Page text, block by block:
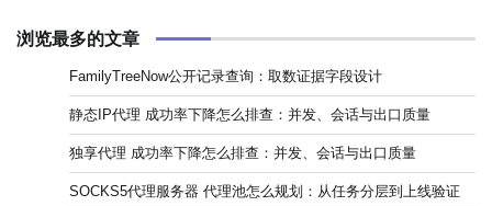
浏览最多的文章
FamilyTreeNow公开记录查询：取数证据字段设计
静态IP代理 成功率下降怎么排查：并发、会话与出口质量
独享代理 成功率下降怎么排查：并发、会话与出口质量
SOCKS5代理服务器 代理池怎么规划：从任务分层到上线验证